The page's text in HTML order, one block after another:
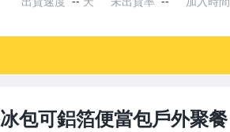
包可鋁箔便當包戶外聚餐